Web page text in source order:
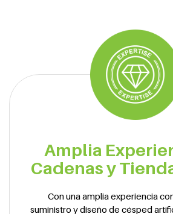
Amplia
Cadenas y
Con una amplia experiencia
suministro y diseño de césped